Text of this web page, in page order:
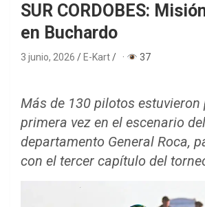
SUR CORDOBES:
en Buchardo
3 junio, 2026 E-Kart · 37
Más de 130 pilotos estuvieron
primera vez en el escenario del
departamento General Roca,
con el tercer capítulo del